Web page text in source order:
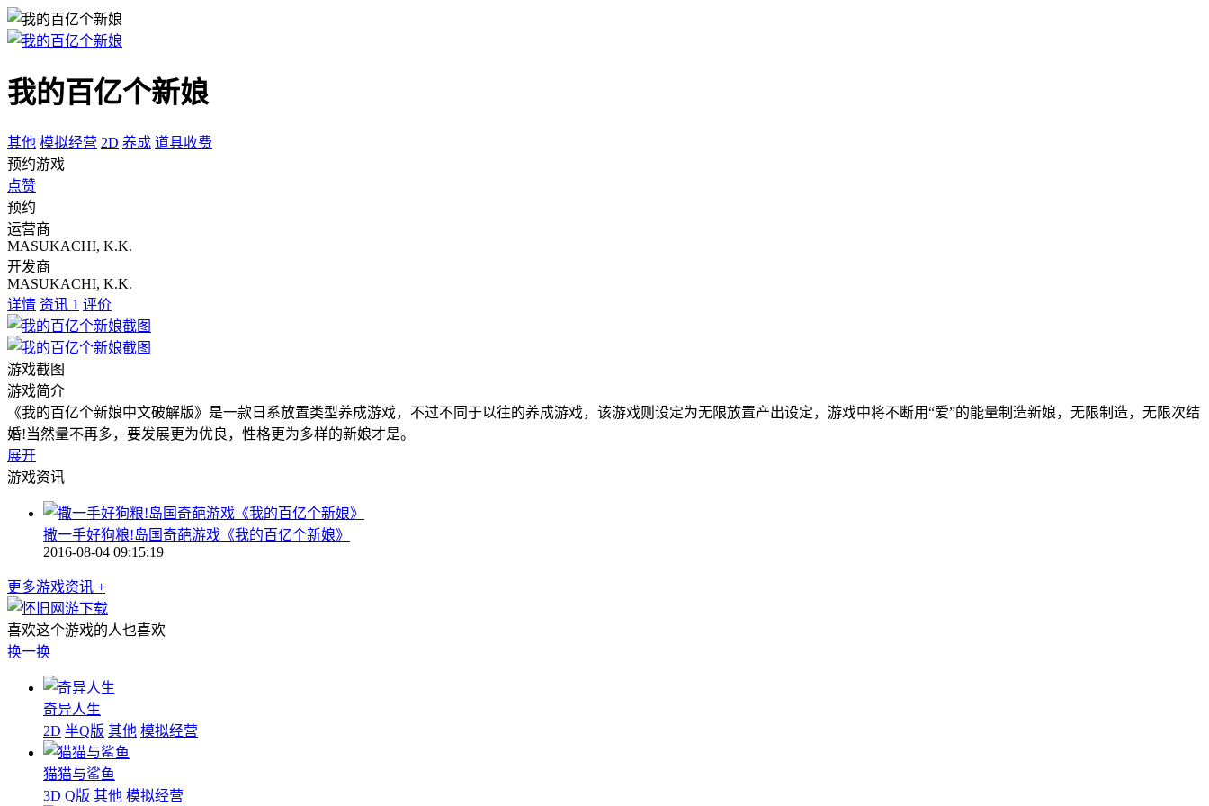
我的百亿个新娘
其他 模拟经营 2D 养成 道具收费
预约游戏
点赞
预约
运营商
MASUKACHI, K.K.
开发商
MASUKACHI, K.K.
详情 资讯 1 评价
游戏截图
游戏简介
《我的百亿个新娘中文破解版》是一款日系放置类型养成游戏，不过不同于以往的养成游戏，该游戏则设定为无限放置产出设定，游戏中将不断用“爱”的能量制造新娘，无限制造，无限次结
婚!当然量不再多，要发展更为优良，性格更为多样的新娘才是。
展开
游戏资讯
撒一手好狗粮!岛国奇葩游戏《我的百亿个新娘》
2016-08-04 09:15:19
更多游戏资讯 +
喜欢这个游戏的人也喜欢
换一换
奇异人生
2D 半Q版 其他 模拟经营
猫猫与鲨鱼
3D Q版 其他 模拟经营